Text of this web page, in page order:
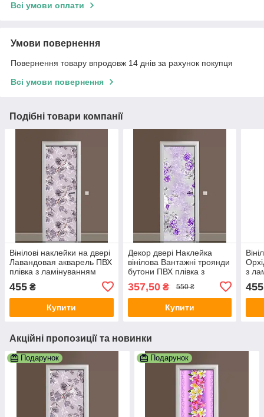
Всі умови оплати
Умови повернення
Повернення товару впродовж 14 днів за рахунок покупця
Всі умови повернення
Подібні товари компанії
Вінілові наклейки на двері
Лавандовая акварель ПВХ
плівка з ламінуванням
Фіолетовий
455 ₴
Купити
Декор двері Наклейка
вінілова Вантажні троянди
бутони ПВХ плівка з
ламінуванням 650х2000
мм Квіти Фіолетовий
357,50₴ 550 ₴
Купити
з
455
Акційні пропозиції та новинки
Подарунок Подарунок